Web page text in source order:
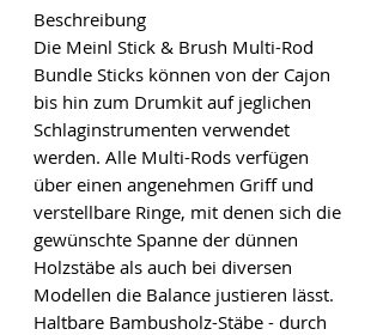
Beschreibung
Die Meinl Stick & Brush Multi-Rod
Bundle Sticks können von der Cajon
bis hin zum Drumkit auf jeglichen
Schlaginstrumenten verwendet
werden. Alle Multi-Rods verfügen
über einen angenehmen Griff und
verstellbare Ringe, mit denen sich die
gewünschte Spanne der dünnen
Holzstäbe als auch bei diversen
Modellen die Balance justieren lässt.
Haltbare Bambusholz-Stäbe - durch